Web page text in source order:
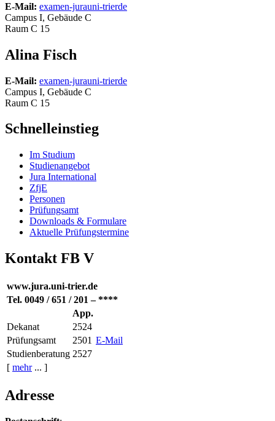
E-Mail: examen-jurauni-trierde
Campus I, Gebäude C
Raum C 15
Alina Fisch
E-Mail: examen-jurauni-trierde
Campus I, Gebäude C
Raum C 15
Schnelleinstieg
Im Studium
Studienangebot
Jura International
ZfjE
Personen
Prüfungsamt
Downloads & Formulare
Aktuelle Prüfungstermine
Kontakt FB V
www.jura.uni-trier.de
Tel. 0049 / 651 / 201 – ****
App.
Dekanat
2524
E-Mail
Prüfungsamt
2501
Studienberatung 2527
[ mehr... ]
Adresse